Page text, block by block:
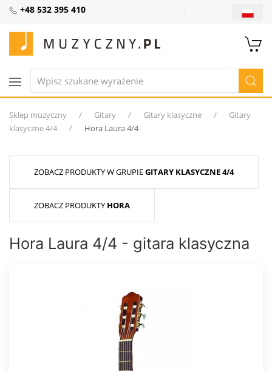
+48 532 395 410
Sklep muzyczny Gitary Gitary klasyczne
Gitary
klasyczne 4/4
Hora Laura 4/4
ZOBACZ PRODUKTY W GRUPIEGITARY KLASYCZNE 4/4
ZOBACZ PRODUKTY HORA
Hora Laura 4/4 - gitara klasyczna